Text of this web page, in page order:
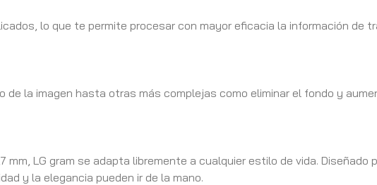
lo que te permite procesar con mayor eficacia la información de
la imagen hasta otras más complejas como eliminar el fondo y
mm, LG gram se adapta libremente a cualquier estilo de vida. Diseñado
y la elegancia pueden ir de la mano.